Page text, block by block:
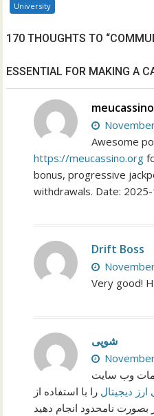
University
170 THOUGHTS TO
ESSENTIAL FOR MAKING A
Awesome
https://meucassino.org
bonus, progressive
withdrawals. Date:
Drift Boss
Very good!
شوپی
وب سایت
دیجیتال را با استفاده از
بصورت نامحدود انجام دهید